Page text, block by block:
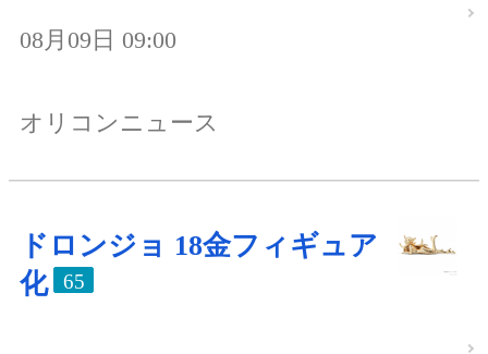
08月09日 09:00
オリコンニュース
ドロンジョ 18金フィギュア
化
65